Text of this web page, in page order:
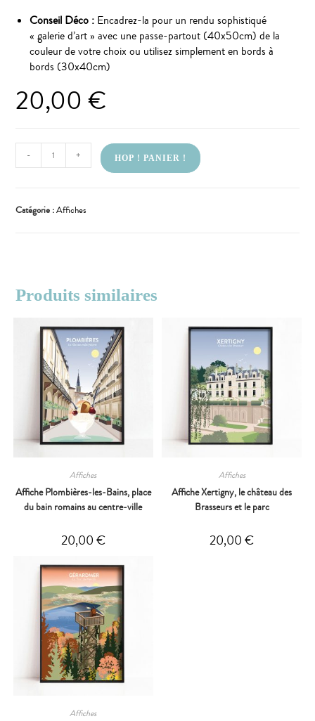
Conseil Déco : Encadrez-la pour un rendu sophistiqué
« galerie d’art » avec une passe-partout (40x50cm) de la
couleur de votre choix ou utilisez simplement en bords à
bords (30x40cm)
20,00€
- + HOP ! PANIER !
Catégorie :Affiches
Produits similaires
Affiches
Affiche Plombières-les-Bains, place
du bain romains au centre-ville
20,00€
Affiches
Affiche Xertigny, le château des
Brasseurs et le parc
20,00€
Affiches